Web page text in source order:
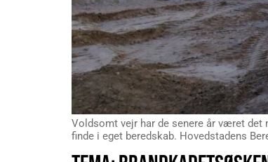
Voldsomt vejr har de senere år været det
finde i eget beredskab. Hovedstadens